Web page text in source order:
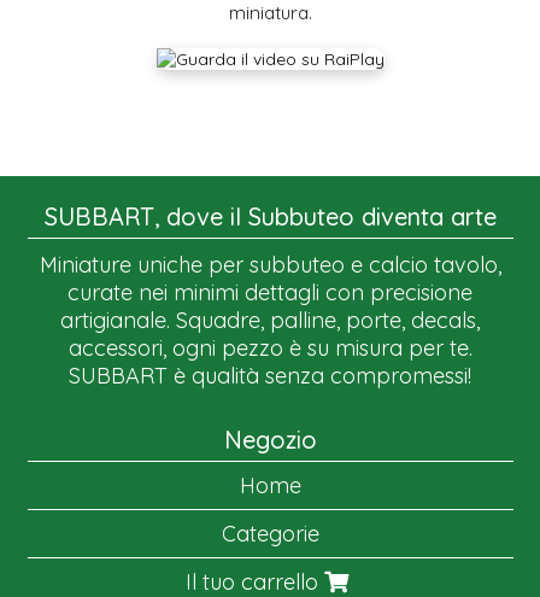
miniatura.
SUBBART, dove il Subbuteo diventa arte
Miniature uniche per subbuteo e calcio tavolo,
curate nei minimi dettagli con precisione
artigianale. Squadre, palline, porte, decals,
accessori, ogni pezzo è su misura per te.
SUBBART è qualità senza compromessi!
Negozio
Home
Categorie
Il tuo carrello